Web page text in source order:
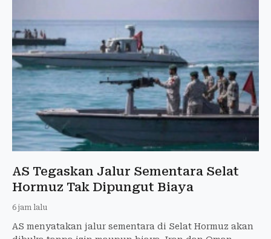
AS Tegaskan Jalur Sementara Selat
Hormuz Tak Dipungut Biaya
6 jam lalu
AS menyatakan jalur sementara di Selat Hormuz akan